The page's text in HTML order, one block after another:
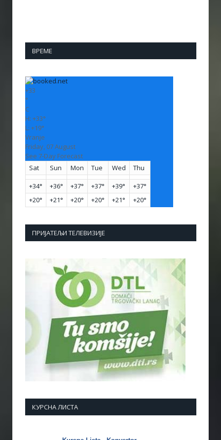
ВРЕМЕ
+33
°
C
H: +33°
L: +19°
Vranje
Friday, 07 August
See 7-Day Forecast
Sat
Sun Mon Tue Wed Thu
+34° +36° +37° +37° +39° +37°
+20° +21° +20° +20° +21° +20°
ПРИЈАТЕЉИ ТЕЛЕВИЗИЈЕ
КУРСНА ЛИСТА